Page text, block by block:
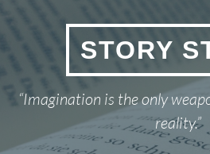
Skip
STORY
“Imagination is the only
reality.”